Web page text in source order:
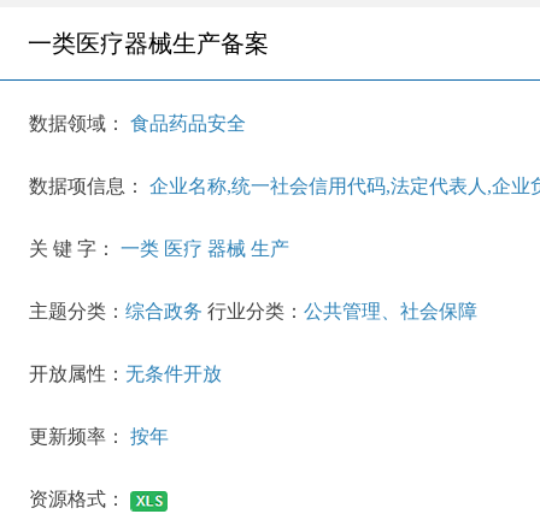
一类医疗器械生产备案
数据领域： 食品药品安全
数据项信息： 企业名称,统一社会信用代码,法定代表人,企
关 键 字： 一类 医疗 器械 生产
主题分类： 综合政务 行业分类： 公共管理、社会保障
开放属性： 无条件开放
更新频率： 按年
资源格式：